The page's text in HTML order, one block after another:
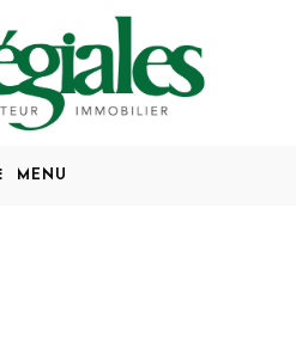
MENU